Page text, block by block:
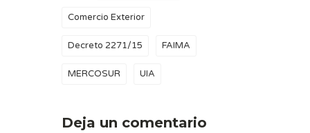
Comercio Exterior
Decreto 2271/15 FAIMA
MERCOSUR UIA
Deja un comentario